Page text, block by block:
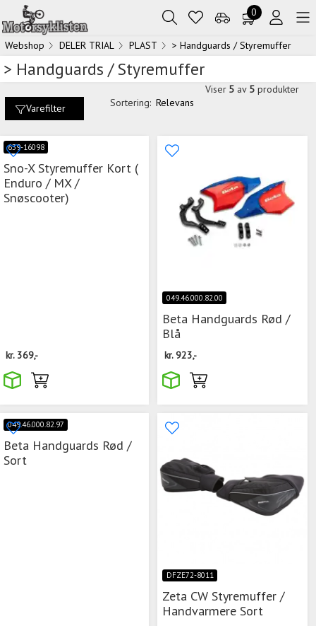
0
Webshop DELER TRIAL PLAST > Handguards / Styremuffer
> Handguards / Styremuffer
Varefilter Sortering: Relevans
Viser 5 av 5 produkter
639-16098
Sno-X Styremuffer Kort (
Enduro / MX /
Snøscooter)
kr. 369,-
049.46.000.82.00
Beta Handguards Rød /
Blå
kr.923,-
049.46.000.82.97
Beta Handguards Rød /
Sort
DFZE72-8011
Zeta CW Styremuffer /
Handvarmere Sort